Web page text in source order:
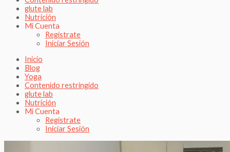
glute lab
Nutrición
Mi Cuenta
Regístrate
Iniciar Sesión
Inicio
Blog
Yoga
Contenido restringido
glute lab
Nutrición
Mi Cuenta
Regístrate
Iniciar Sesión